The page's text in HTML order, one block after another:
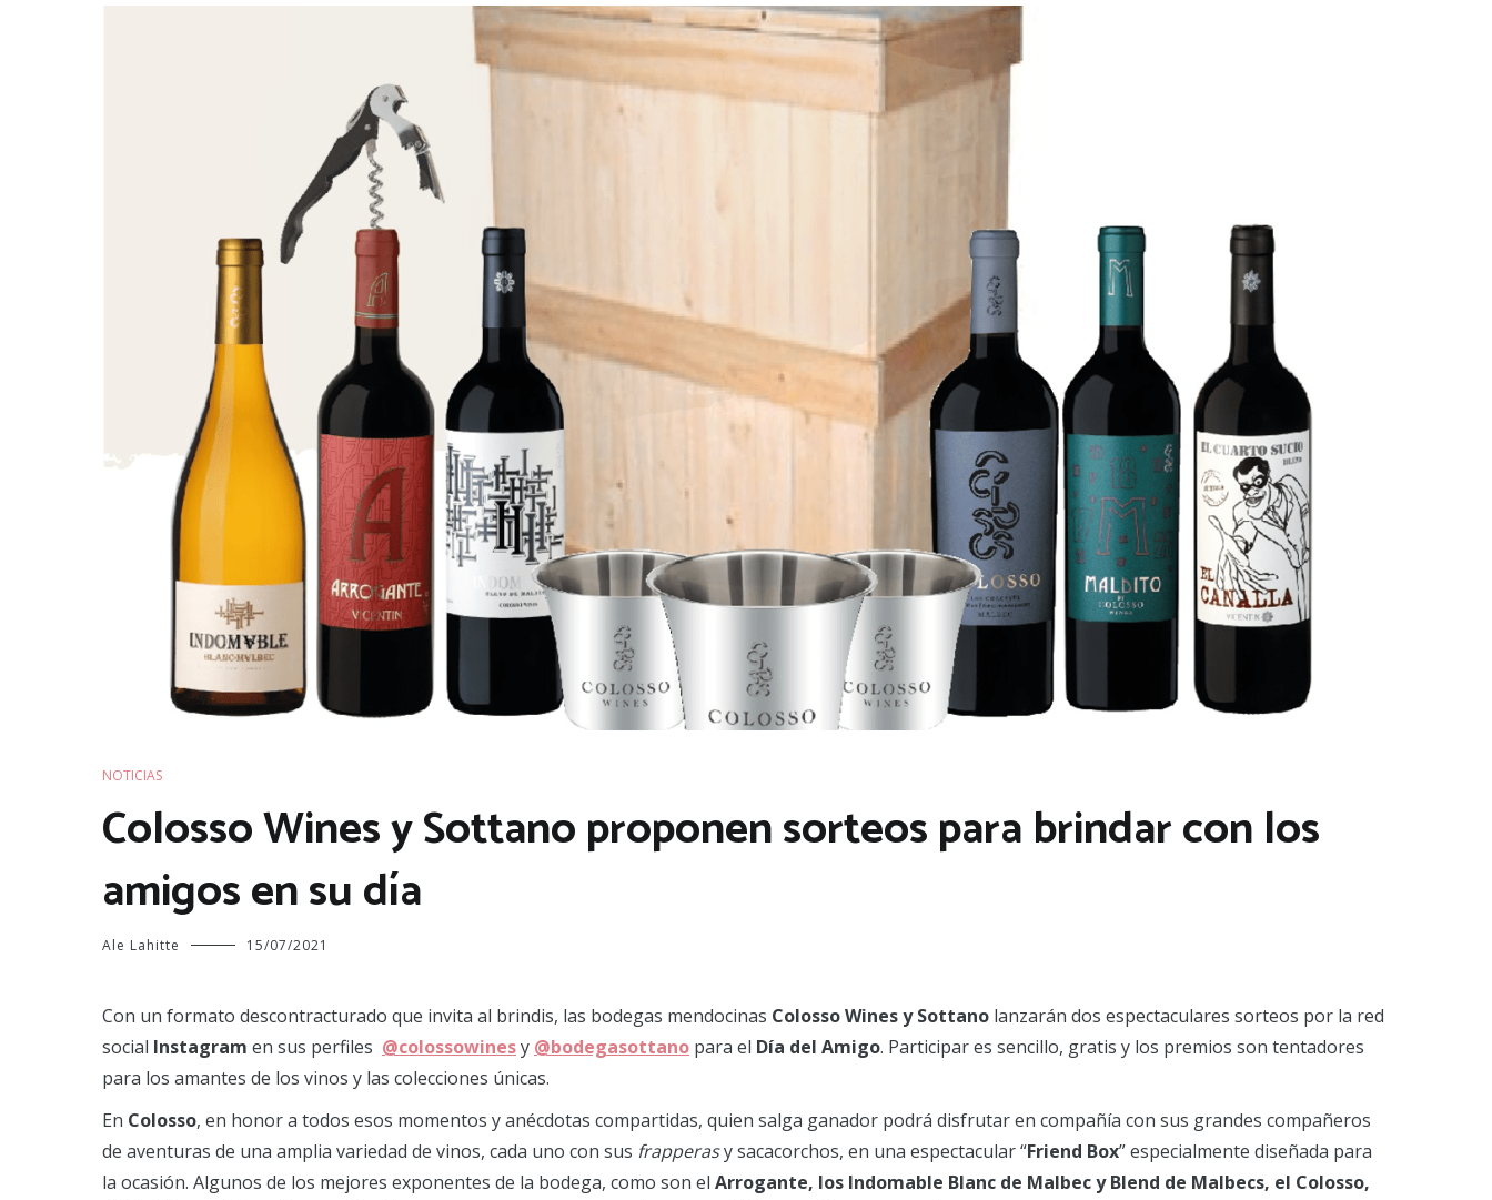
NOTICIAS
Colosso Wines y Sottano proponen sorteos para brindar con los
amigos en su día
Ale Lahitte 15/07/2021
Con un formato descontracturado que invita al brindis, las bodegas mendocinas Colosso Wines y Sottano lanzarán dos espectaculares sorteos por la red
social Instagram en sus perfiles @colossowinesy @bodegasottano para el Día del Amigo. Participar es sencillo, gratis y los premios son tentadores
para los amantes de los vinos y las colecciones únicas.
En Colosso, en honor a todos esos momentos y anécdotas compartidas, quien salga ganador podrá disfrutar en compañía con sus grandes compañeros
de aventuras de una amplia variedad de vinos, cada uno con sus frapperasy sacacorchos, en una espectacular “Friend Box” especialmente diseñada para
la ocasión. Algunos de los mejores exponentes de la bodega, como son el Arrogante, los Indomable Blanc de Malbec y Blend de Malbecs, el Colosso,